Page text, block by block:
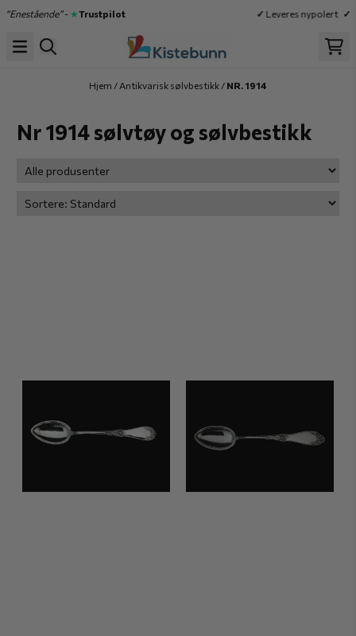
Hopp til innhold
-★ Trustpilot Leveres nypolert✓
Hjem / Antikvarisk sølvbestikk / NR. 1914
Nr 1914 sølvtøy og sølvbestikk